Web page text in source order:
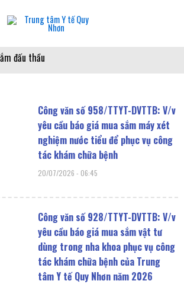
đấu thầu
Công văn số 958/TTYT-DVTTB: V/v
yêu cầu báo giá mua sắm máy xét
nghiệm nước tiểu để phục vụ công
tác khám chữa bệnh
20/07/2026 06:45
Công văn số 928/TTYT-DVTTB: V/v
yêu cầu báo giá mua sắm vật tư
dùng trong nha khoa phục vụ công
tác khám chữa bệnh của Trung
tâm Y tế Quy Nhơn năm 2026